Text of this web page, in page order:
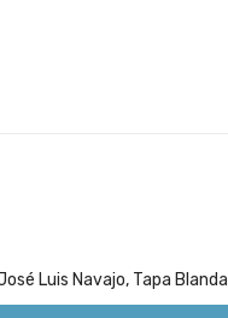
Luis Navajo, Tapa Blanda